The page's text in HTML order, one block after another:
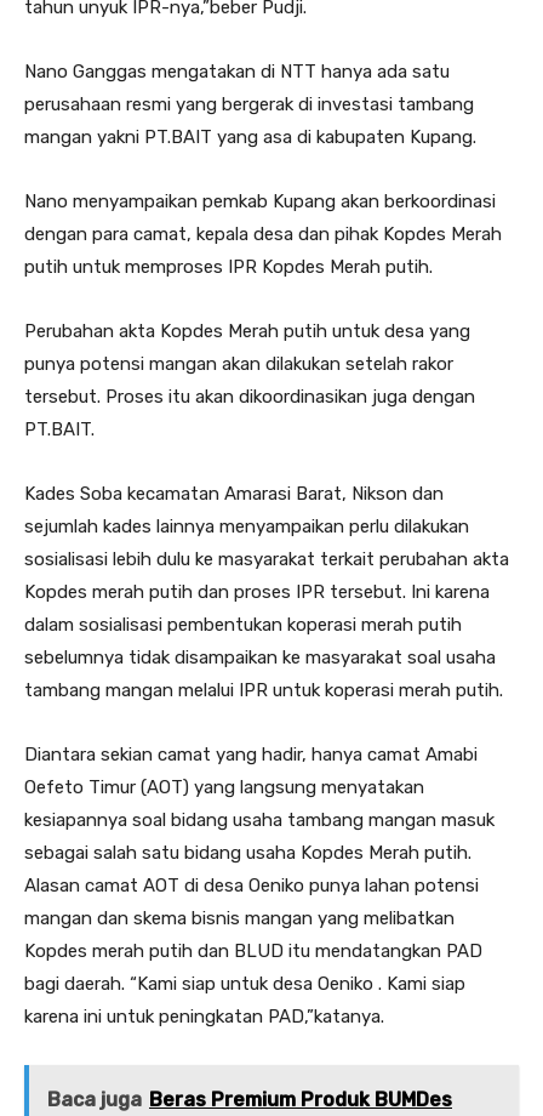
tahun unyuk IPR-nya,”beber Pudji.
Nano Ganggas mengatakan di NTT hanya ada satu
perusahaan resmi yang bergerak di investasi tambang
mangan yakni PT.BAIT yang asa di kabupaten Kupang.
Nano menyampaikan pemkab Kupang akan berkoordinasi
dengan para camat, kepala desa dan pihak Kopdes Merah
putih untuk memproses IPR Kopdes Merah putih.
Perubahan akta Kopdes Merah putih untuk desa yang
punya potensi mangan akan dilakukan setelah rakor
tersebut. Proses itu akan dikoordinasikan juga dengan
PT.BAIT.
Kades Soba kecamatan Amarasi Barat, Nikson dan
sejumlah kades lainnya menyampaikan perlu dilakukan
sosialisasi lebih dulu ke masyarakat terkait perubahan akta
Kopdes merah putih dan proses IPR tersebut. Ini karena
dalam sosialisasi pembentukan koperasi merah putih
sebelumnya tidak disampaikan ke masyarakat soal usaha
tambang mangan melalui IPR untuk koperasi merah putih.
Diantara sekian camat yang hadir, hanya camat Amabi
Oefeto Timur (AOT) yang langsung menyatakan
kesiapannya soal bidang usaha tambang mangan masuk
sebagai salah satu bidang usaha Kopdes Merah putih.
Alasan camat AOT di desa Oeniko punya lahan potensi
mangan dan skema bisnis mangan yang melibatkan
Kopdes merah putih dan BLUD itu mendatangkan PAD
bagi daerah. “Kami siap untuk desa Oeniko . Kami siap
karena ini untuk peningkatan PAD,”katanya.
Baca juga Beras Premium Produk BUMDes